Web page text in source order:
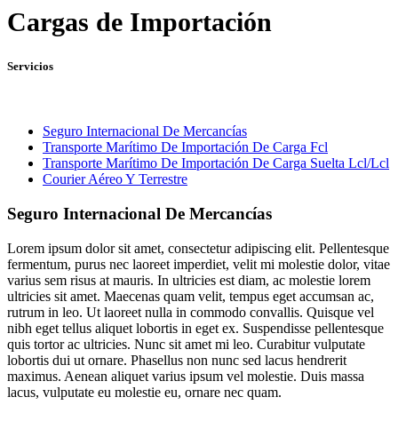
Cargas de Importación
Servicios
Seguro Internacional De Mercancías
Transporte Marítimo De Importación De Carga Fcl
Transporte Marítimo De Importación De Carga Suelta Lcl/Lcl
Courier Aéreo Y Terrestre
Seguro Internacional De Mercancías
Lorem ipsum dolor sit amet, consectetur adipiscing elit. Pellentesque
fermentum, purus nec laoreet imperdiet, velit mi molestie dolor, vitae
varius sem risus at mauris. In ultricies est diam, ac molestie lorem
ultricies sit amet. Maecenas quam velit, tempus eget accumsan ac,
rutrum in leo. Ut laoreet nulla in commodo convallis. Quisque vel
nibh eget tellus aliquet lobortis in eget ex. Suspendisse pellentesque
quis tortor ac ultricies. Nunc sit amet mi leo. Curabitur vulputate
lobortis dui ut ornare. Phasellus non nunc sed lacus hendrerit
maximus. Aenean aliquet varius ipsum vel molestie. Duis massa
lacus, vulputate eu molestie eu, ornare nec quam.